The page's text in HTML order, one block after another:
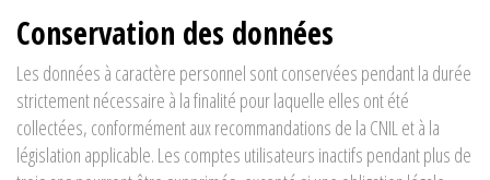
Conservation des données
Les données à caractère personnel sont conservées pendant la durée
strictement nécessaire à la finalité pour laquelle elles ont été
collectées, conformément aux recommandations de la CNIL et à la
législation applicable. Les comptes utilisateurs inactifs pendant plus de